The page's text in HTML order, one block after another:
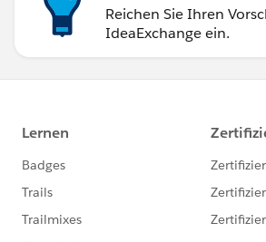
Reichen Sie Ihren
IdeaExchange ein.